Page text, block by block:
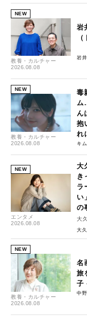
NEW
教養・カルチャー
2026.08.08
岩
岩
NEW
教養・カルチャー
2026.08.08
毒
ム
ん
抱
れ
キ
NEW
エンタメ
2026.08.08
大
き
ラ
い
の
大
大
NEW
教養・カルチャー
2026.08.08
名
旅
子
中